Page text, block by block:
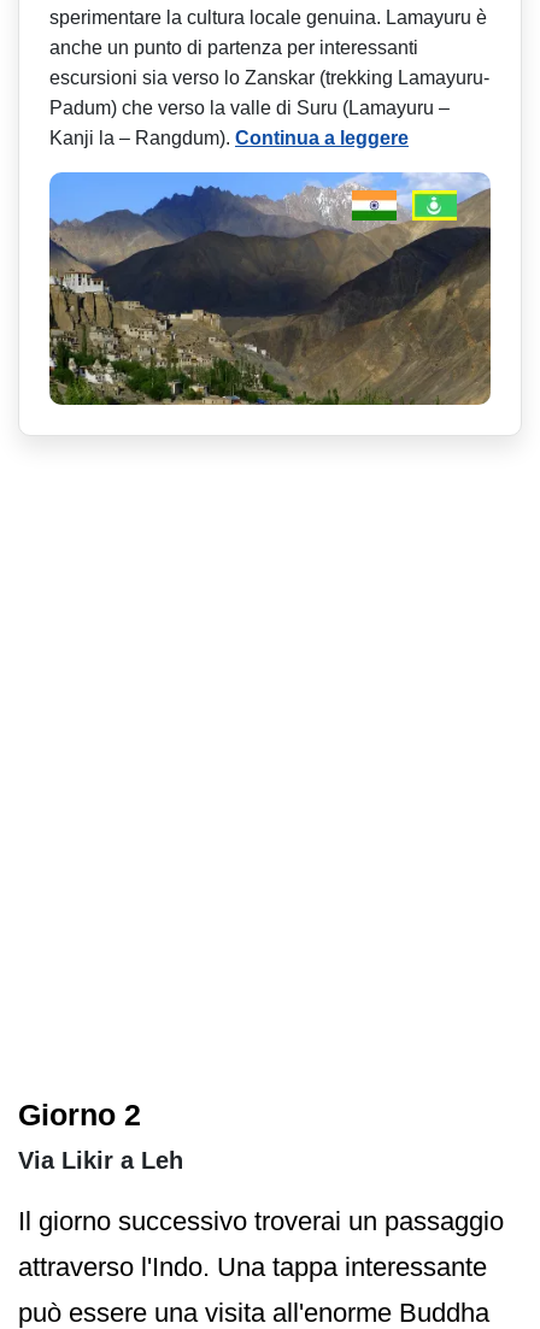
sperimentare la cultura locale genuina. Lamayuru è
anche un punto di partenza per interessanti
escursioni sia verso lo Zanskar (trekking Lamayuru-
Padum) che verso la valle di Suru (Lamayuru –
Kanji la – Rangdum). Continua a leggere
Giorno 2
Via Likir a Leh
Il giorno successivo troverai un passaggio
attraverso l'Indo. Una tappa interessante
può essere una visita all'enorme Buddha